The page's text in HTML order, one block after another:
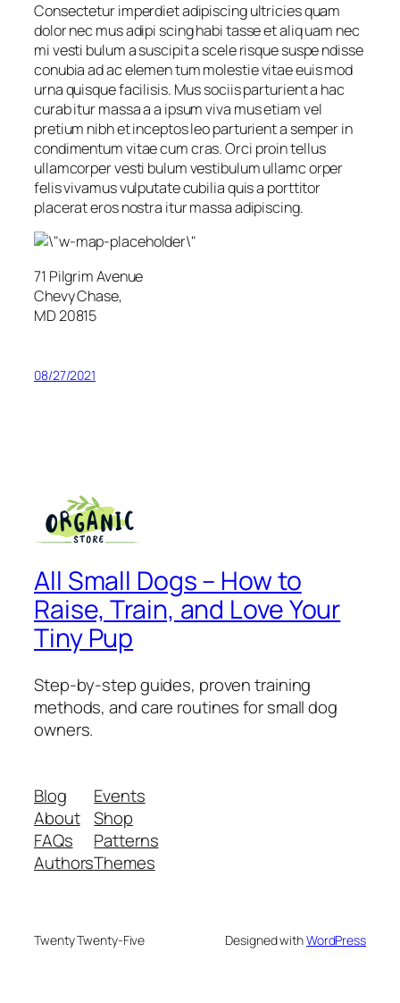
Consectetur imperdiet adipiscing ultricies quam
dolor nec mus adipi scing habi tasse et aliq uam nec
mi vesti bulum a suscipit a scele risque suspe ndisse
conubia ad ac elemen tum molestie vitae euis mod
urna quisque facilisis. Mus sociis parturient a hac
curab itur massa a a ipsum viva mus etiam vel
pretium nibh et inceptos leo parturient a semper in
condimentum vitae cum cras. Orci proin tellus
ullamcorper vesti bulum vestibulum ullamc orper
felis vivamus vulputate cubilia quis a porttitor
placerat eros nostra itur massa adipiscing.
71 Pilgrim Avenue
Chevy Chase,
MD 20815
08/27/2021
All Small Dogs – How to
Raise, Train, and Love Your
Tiny Pup
Step-by-step guides, proven training
methods, and care routines for small dog
owners.
Blog
About
FAQs
Authors
Events
Shop
Patterns
Themes
Twenty Twenty-Five Designed withWordPress